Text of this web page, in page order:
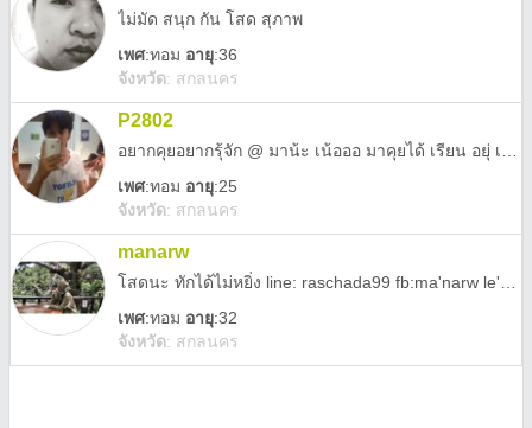
ไม่มัด สนุก กัน โสด สุภาพ
เพศ:ทอม อายุ:36
จังหวัด: สกลนคร
P2802
เพศ:ทอม อายุ:25
จังหวัด: สกลนคร
manarw
เพศ:ทอม อายุ:32
จังหวัด: สกลนคร